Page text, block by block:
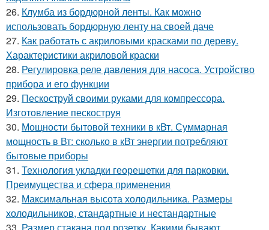
26. Клумба из бордюрной ленты. Как можно
использовать бордюрную ленту на своей даче
27. Как работать с акриловыми красками по дереву.
Характеристики акриловой краски
28. Регулировка реле давления для насоса. Устройство
прибора и его функции
29. Пескоструй своими руками для компрессора.
Изготовление пескоструя
30. Мощности бытовой техники в кВт. Суммарная
мощность в Вт: сколько в кВт энергии потребляют
бытовые приборы
31. Технология укладки георешетки для парковки.
Преимущества и сфера применения
32. Максимальная высота холодильника. Размеры
холодильников, стандартные и нестандартные
33. Размер стакана под розетку. Какими бывают